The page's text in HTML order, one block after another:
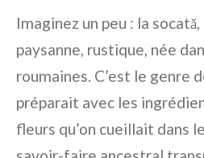
Imaginez un peu : la
paysanne, rustique, née
roumaines. C’est le genre
préparait avec les
fleurs qu’on cueillait dans